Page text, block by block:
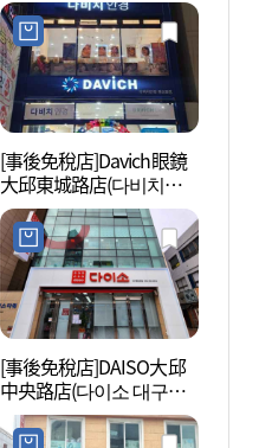
[事後免稅店]Davich眼鏡
大邱東城路店(다비치안
경 대구동성로점)
[事後免稅店]DAISO大邱
中央路店(다이소 대구중
앙로점)